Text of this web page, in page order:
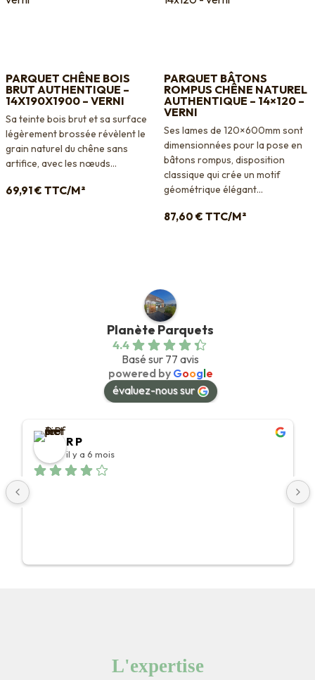
PARQUET CHÊNE BOIS
BRUT AUTHENTIQUE –
14X190X1900 – VERNI
Sa teinte bois brut et sa surface
légèrement brossée révèlent le
grain naturel du chêne sans
artifice, avec les nœuds...
69,91€ TTC/M²
PARQUET BÂTONS
ROMPUS CHÊNE NATUREL
AUTHENTIQUE – 14×120 –
VERNI
Ses lames de 120×600mm sont
dimensionnées pour la pose en
bâtons rompus, disposition
classique qui crée un motif
géométrique élégant...
87,60 € TTC/M²
Planète Parquets
4.4
Basé sur 77 avis
powered by Google
évaluez-nous sur
R P
il y a 6 mois
L'expertise